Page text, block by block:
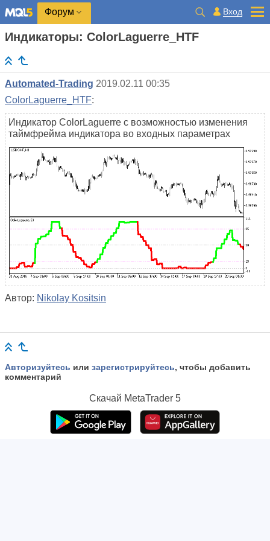
Форум Вход
Индикаторы: ColorLaguerre_HTF
Automated-Trading 2019.02.11 00:35
ColorLaguerre_HTF:
Индикатор ColorLaguerre с возможностью изменения
таймфрейма индикатора во входных параметрах
Автор: Nikolay Kositsin
Авторизуйтесь или зарегистрируйтесь, чтобы добавить
комментарий
Скачай MetaTrader 5